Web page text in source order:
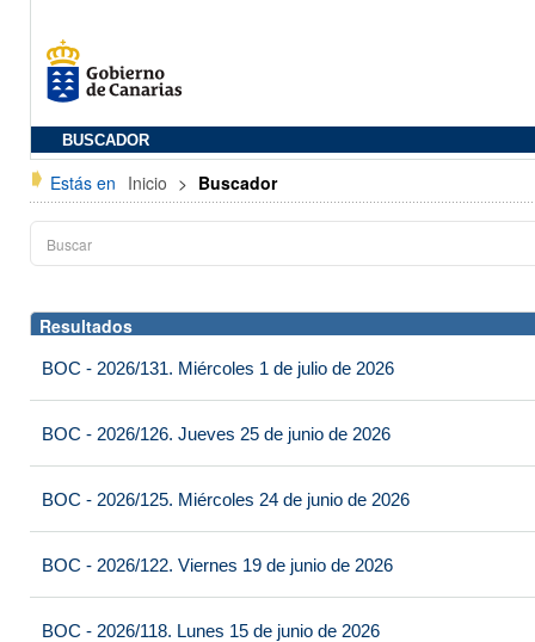
BUSCADOR
Estás en Inicio > Buscador
Resultados
BOC - 2026/131. Miércoles 1 de julio de 2026
BOC - 2026/126. Jueves 25 de junio de 2026
BOC - 2026/125. Miércoles 24 de junio de 2026
BOC - 2026/122. Viernes 19 de junio de 2026
BOC - 2026/118. Lunes 15 de junio de 2026